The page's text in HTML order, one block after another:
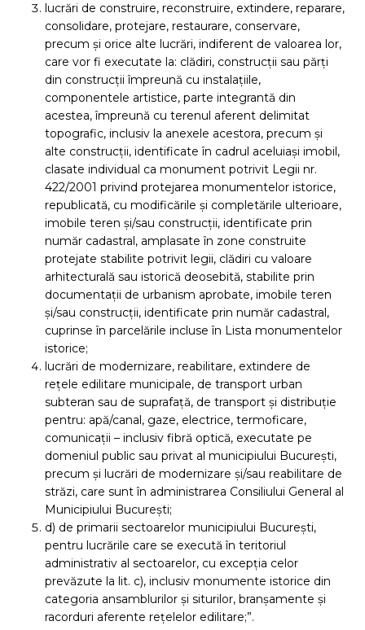
lucrări de construire, reconstruire, extindere, reparare,
consolidare, protejare, restaurare, conservare,
precum și orice alte lucrări, indiferent de valoarea lor,
care vor fi executate la: clădiri, construcții sau părți
din construcții împreună cu instalațiile,
componentele artistice, parte integrantă din
acestea, împreună cu terenul aferent delimitat
topografic, inclusiv la anexele acestora, precum și
alte construcții, identificate în cadrul aceluiași imobil,
clasate individual ca monument potrivit Legii nr.
422/2001 privind protejarea monumentelor istorice,
republicată, cu modificările și completările ulterioare,
imobile teren și/sau construcții, identificate prin
număr cadastral, amplasate în zone construite
protejate stabilite potrivit legii, clădiri cu valoare
arhitecturală sau istorică deosebită, stabilite prin
documentații de urbanism aprobate, imobile teren
și/sau construcții, identificate prin număr cadastral,
cuprinse în parcelările incluse în Lista monumentelor
istorice;
lucrări de modernizare, reabilitare, extindere de
rețele edilitare municipale, de transport urban
subteran sau de suprafață, de transport și distribuție
pentru: apă/canal, gaze, electrice, termoficare,
comunicații – inclusiv fibră optică, executate pe
domeniul public sau privat al municipiului București,
precum și lucrări de modernizare și/sau reabilitare de
străzi, care sunt în administrarea Consiliului General al
Municipiului București;
d) de primarii sectoarelor municipiului București,
pentru lucrările care se execută în teritoriul
administrativ al sectoarelor, cu excepția celor
prevăzute la lit. c), inclusiv monumente istorice din
categoria ansamblurilor și siturilor, branșamente și
racorduri aferente rețelelor edilitare;”.